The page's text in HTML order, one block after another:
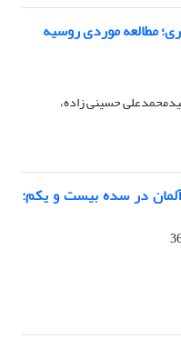
مطالعه موردی روسیه
حسینی زاده،
آلمان در سده بیست و یکم: